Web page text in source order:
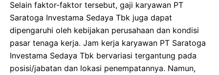
Selain faktor-faktor tersebut, gaji karyawan PT
Saratoga Investama Sedaya Tbk juga dapat
dipengaruhi oleh kebijakan perusahaan dan kondisi
pasar tenaga kerja. Jam kerja karyawan PT Saratoga
Investama Sedaya Tbk bervariasi tergantung pada
posisi/jabatan dan lokasi penempatannya. Namun,